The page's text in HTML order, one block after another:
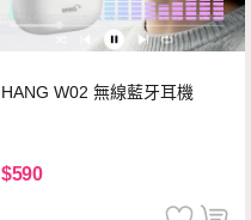
HANG W02 無線藍牙耳機
$590